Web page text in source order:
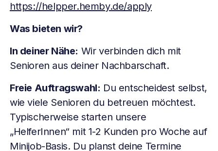
https://helpper.hemby.de/apply
Was bieten wir?
In deiner Nähe: Wir verbinden dich mit
Senioren aus deiner Nachbarschaft.
Freie Auftragswahl: Du entscheidest selbst,
wie viele Senioren du betreuen möchtest.
Typischerweise starten unsere
„HelferInnen“ mit 1-2 Kunden pro Woche auf
Minijob-Basis. Du planst deine Termine